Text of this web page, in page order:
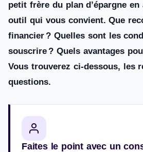
petit frère du plan d’épargne
outil qui vous convient. Que
financier ? Quelles sont les
souscrire ? Quels avantages
Vous trouverez ci-dessous, les
questions.
Faites le point avec un